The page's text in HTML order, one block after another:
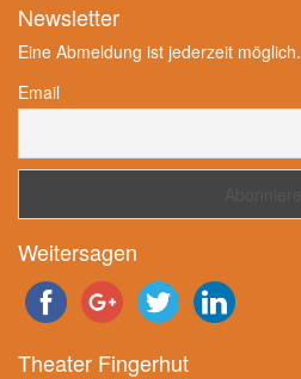
Newsletter
Eine Abmeldung ist jederzeit möglich.
Email
Weitersagen
Theater Fingerhut